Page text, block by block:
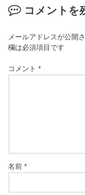
コメントを
メールアドレスが公開
欄は必須項目です
コメント*
名前*